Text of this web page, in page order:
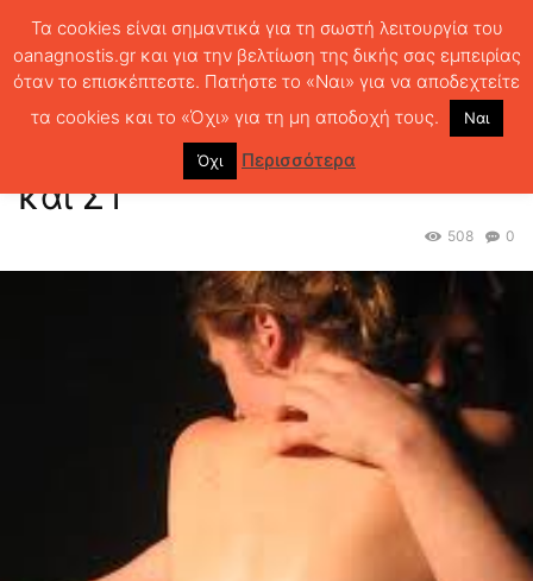
ΚΕΙΜΕΝΑ ΛΟΓΟΤΕΧΝΙΑΣ
Άσμα Ασμάτων, τραγούδια Ε΄ και
ΣΤ΄
Άσμα Ασμάτων, τραγούδια Ε΄
και ΣΤ΄
0
508
Τα cookies είναι σημαντικά για τη σωστή λειτουργία του
oanagnostis.gr και για την βελτίωση της δικής σας εμπειρίας
όταν το επισκέπτεστε. Πατήστε το «Ναι» για να αποδεχτείτε
τα cookies και το «Όχι» για τη μη αποδοχή τους.
Ναι
Όχι Περισσότερα